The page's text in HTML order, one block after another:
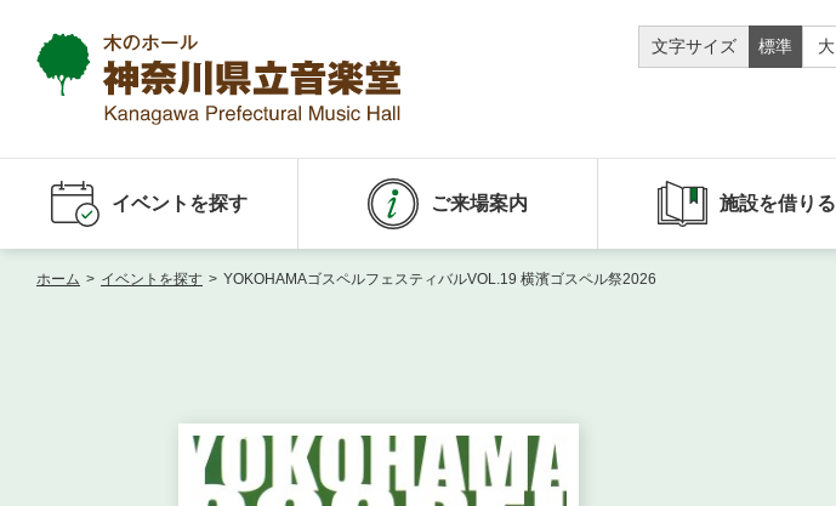
文字サイズ 標準 大
イベントを探す ご来場案内 施設を借りる
ホーム > イベントを探す > YOKOHAMAゴスペルフェスティバルVOL.19 横濱ゴスペル祭2026